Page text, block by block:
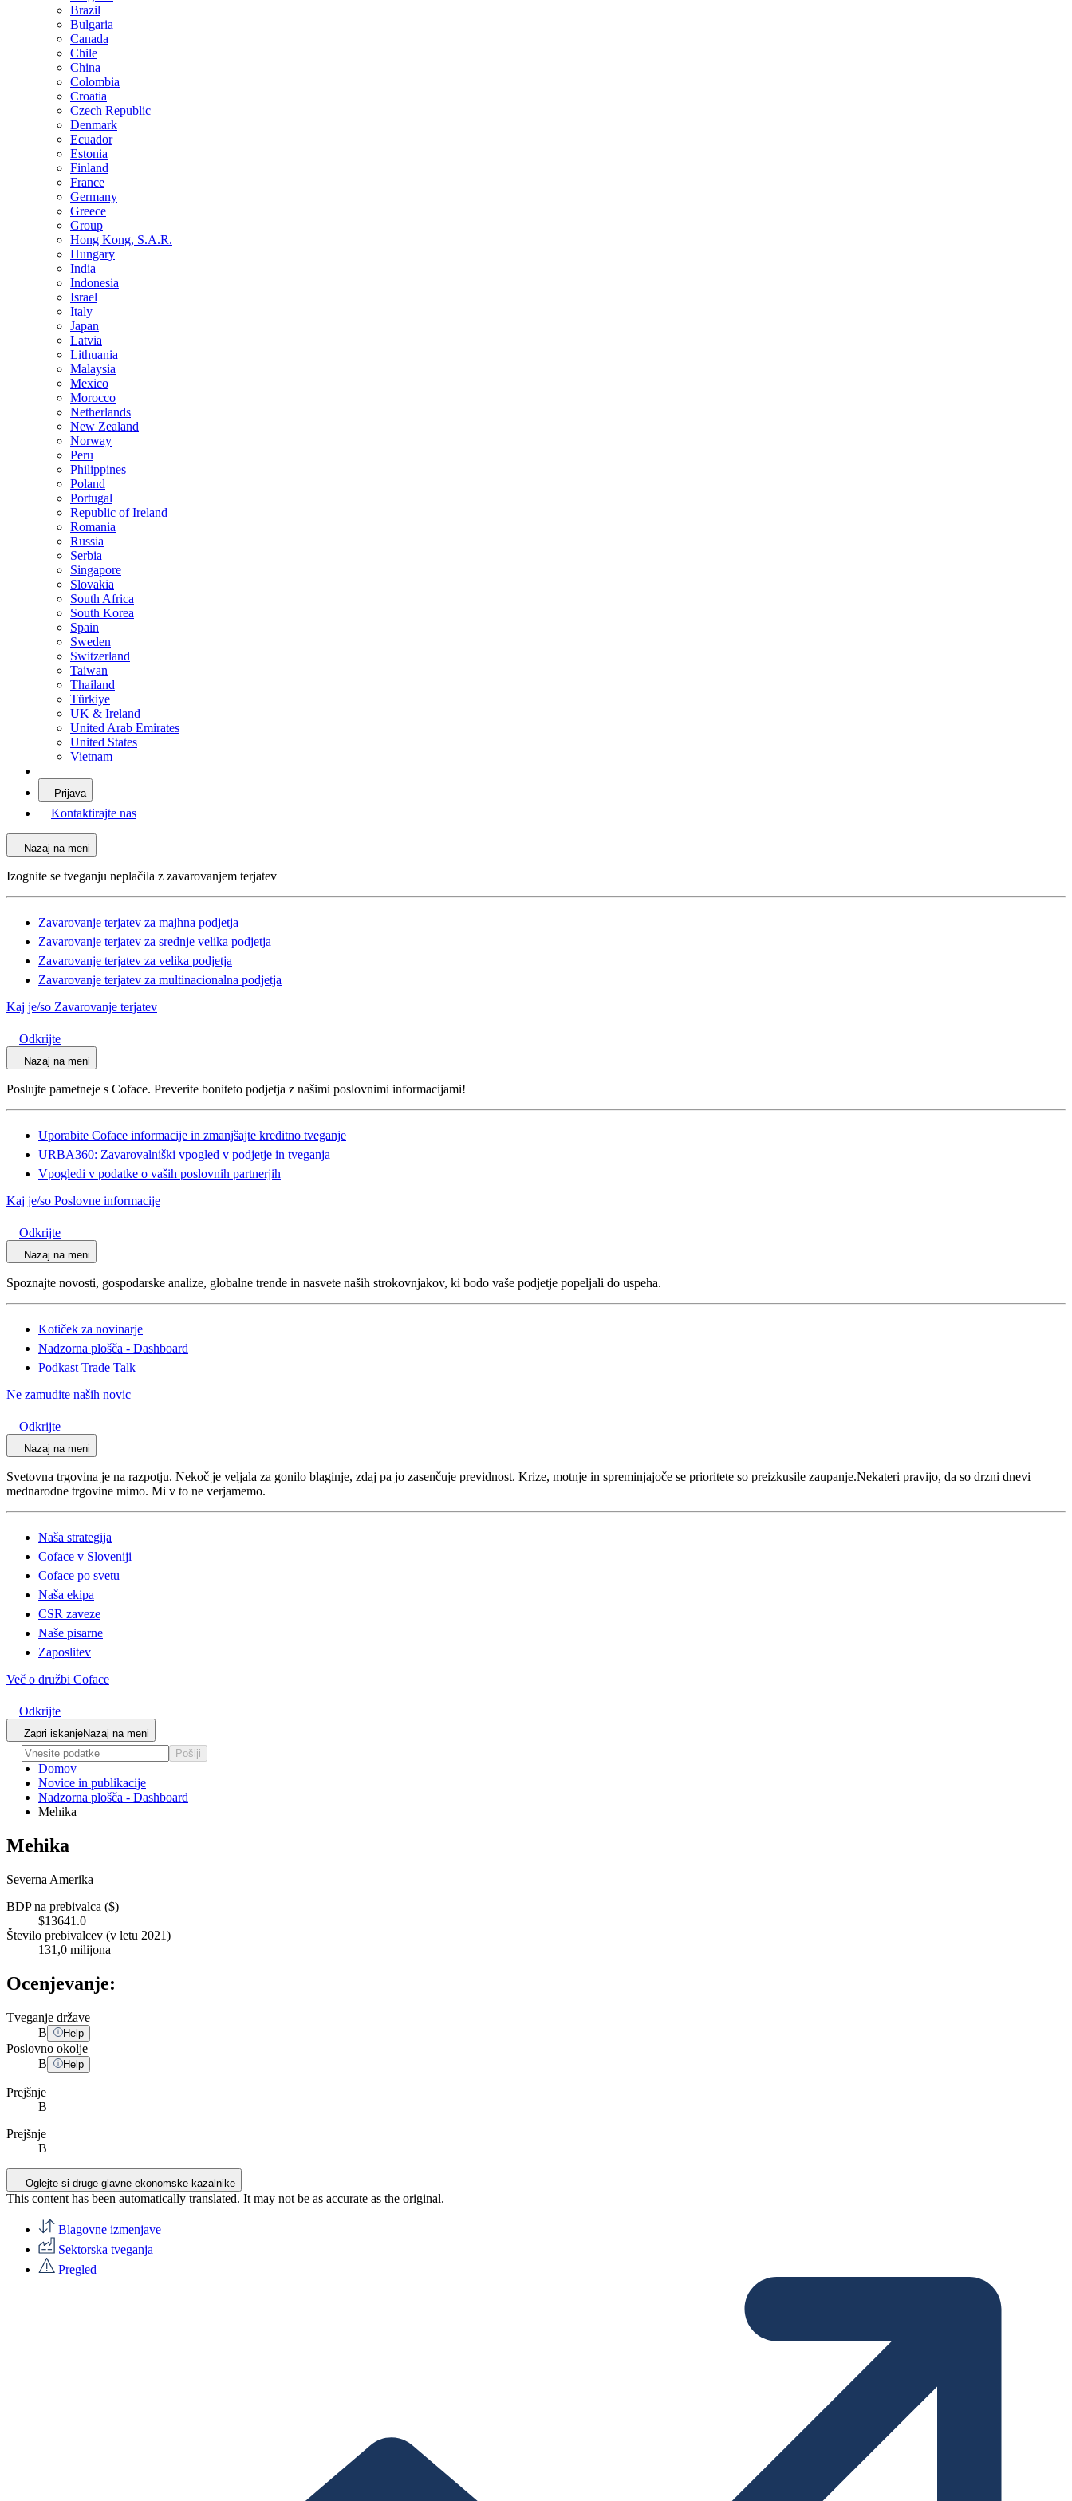
Brazil
Bulgaria
Canada
Chile
China
Colombia
Croatia
Czech Republic
Denmark
Ecuador
Estonia
Finland
France
Germany
Greece
Group
Hong Kong, S.A.R.
Hungary
India
Indonesia
Israel
Italy
Japan
Latvia
Lithuania
Malaysia
Mexico
Morocco
Netherlands
New Zealand
Norway
Peru
Philippines
Poland
Portugal
Republic of Ireland
Romania
Russia
Serbia
Singapore
Slovakia
South Africa
South Korea
Spain
Sweden
Switzerland
Taiwan
Thailand
Türkiye
UK & Ireland
United Arab Emirates
United States
Vietnam
Prijava
Kontaktirajte nas
Nazaj na meni
Izognite se tveganju neplačila z zavarovanjem terjatev
Zavarovanje terjatev za majhna podjetja
Zavarovanje terjatev za srednje velika podjetja
Zavarovanje terjatev za velika podjetja
Zavarovanje terjatev za multinacionalna podjetja
Kaj je/so Zavarovanje terjatev
Odkrijte
Nazaj na meni
Poslujte pametneje s Coface. Preverite boniteto podjetja z našimi poslovnimi informacijami!
Uporabite Coface informacije in zmanjšajte kreditno tveganje
URBA360: Zavarovalniški vpogled v podjetje in tveganja
Vpogledi v podatke o vaših poslovnih partnerjih
Kaj je/so Poslovne informacije
Odkrijte
Nazaj na meni
Spoznajte novosti, gospodarske analize, globalne trende in nasvete naših strokovnjakov, ki bodo vaše podjetje popeljali do uspeha.
Kotiček za novinarje
Nadzorna plošča - Dashboard
Podkast Trade Talk
Ne zamudite naših novic
Odkrijte
Nazaj na meni
Svetovna trgovina je na razpotju. Nekoč je veljala za gonilo blaginje, zdaj pa jo zasenčuje previdnost. Krize, motnje in spreminjajoče se prioritete so preizkusile zaupanje.Nekateri pravijo, da so drzni dnevi
mednarodne trgovine mimo. Mi v to ne verjamemo.
Naša strategija
Coface v Sloveniji
Coface po svetu
Naša ekipa
CSR zaveze
Naše pisarne
Zaposlitev
Več o družbi Coface
Odkrijte
Zapri iskanjeNazaj na meni
Pošlji
Domov
Novice in publikacije
Nadzorna plošča - Dashboard
Mehika
Mehika
Severna Amerika
BDP na prebivalca ($)
$13641.0
Število prebivalcev (v letu 2021)
131,0 milijona
Ocenjevanje:
Tveganje države
B
Help
Poslovno okolje
B
Help
Prejšnje
B
Prejšnje
B
Oglejte si druge glavne ekonomske kazalnike
This content has been automatically translated. It may not be as accurate as the original.
Blagovne izmenjave
Sektorska tveganja
Pregled